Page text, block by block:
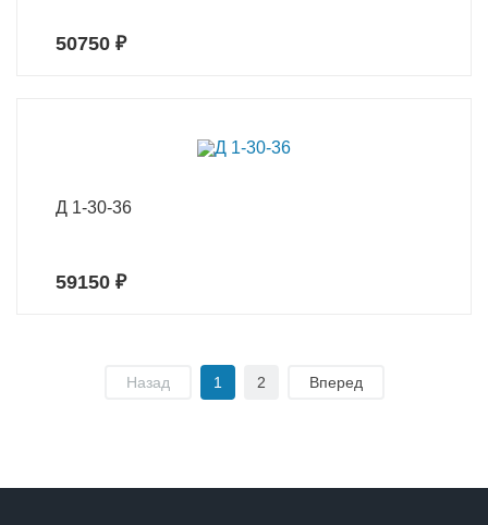
50750 ₽
Д 1-30-36
59150 ₽
Назад 1 2 Вперед